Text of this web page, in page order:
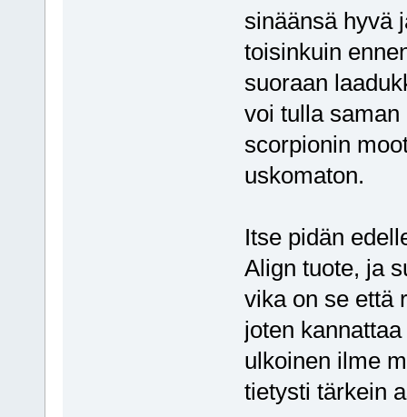
sinäänsä hyvä
toisinkuin
suoraan
voi tulla
scorpionin
uskomaton.
Itse pidän
Align tuote, ja
vika on se että
joten
ulkoinen ilme
tietysti tärkein